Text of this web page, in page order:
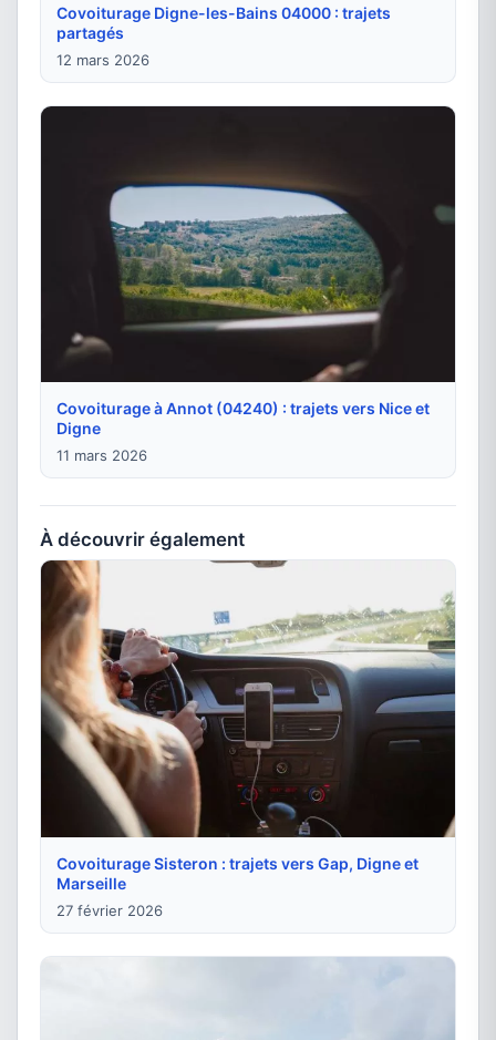
Covoiturage Digne-les-Bains 04000 : trajets
partagés
12 mars 2026
Covoiturage à Annot (04240) : trajets vers Nice et
Digne
11 mars 2026
À découvrir également
Covoiturage Sisteron : trajets vers Gap, Digne et
Marseille
27 février 2026